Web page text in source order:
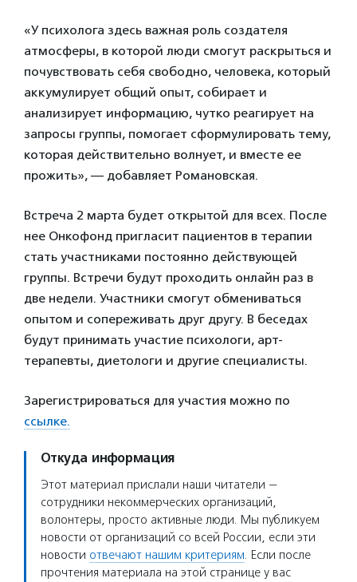
«У психолога здесь важная роль создателя
атмосферы, в которой люди смогут раскрыться и
почувствовать себя свободно, человека, который
аккумулирует общий опыт, собирает и
анализирует информацию, чутко реагирует на
запросы группы, помогает сформулировать тему,
которая действительно волнует, и вместе ее
прожить», — добавляет Романовская.
Встреча 2 марта будет открытой для всех. После
нее Онкофонд пригласит пациентов в терапии
стать участниками постоянно действующей
группы. Встречи будут проходить онлайн раз в
две недели. Участники смогут обмениваться
опытом и сопереживать друг другу. В беседах
будут принимать участие психологи, арт-
терапевты, диетологи и другие специалисты.
Зарегистрироваться для участия можно по
ссылке.
Откуда информация
Этот материал прислали наши читатели —
сотрудники некоммерческих организаций,
волонтеры, просто активные люди. Мы публикуем
новости от организаций со всей России, если эти
новости отвечают нашим критериям. Если после
прочтения материала на этой странице у вас